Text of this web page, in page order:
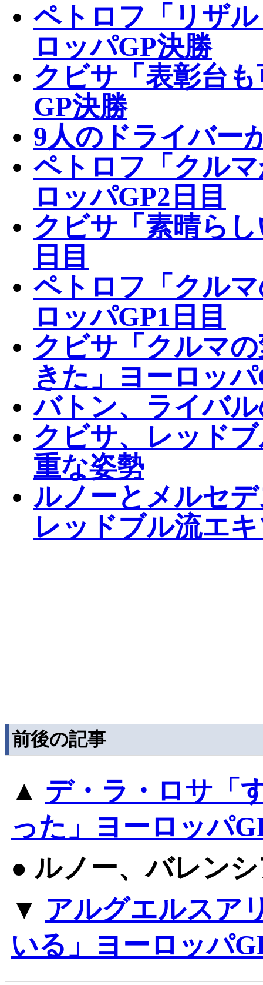
ペトロフ「リザ
ロッパGP決勝
クビサ「表彰台
GP決勝
9人のドライバー
ペトロフ「クル
ロッパGP2日目
クビサ「素晴ら
日目
ペトロフ「クル
ロッパGP1日目
クビサ「クルマ
きた」ヨーロッ
バトン、ライバ
クビサ、レッド
重な姿勢
ルノーとメルセ
レッドブル流エ
前後の記事
▲ デ・ラ・ロサ「
った」ヨーロッパ
● ルノー、バレン
▼ アルグエルスア
いる」ヨーロッパ